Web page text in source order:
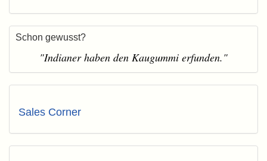
Schon gewusst?
"Indianer haben den Kaugummi erfunden."
Sales Corner